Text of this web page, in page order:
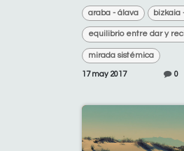
araba - álava bizkaia
equilibrio entre dar y
mirada sistémica
17 may 2017 0